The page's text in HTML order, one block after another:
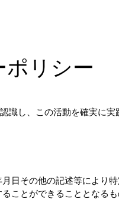
ポリシー
し、この活動を確実に実
日その他の記述等により
ことができることとなる